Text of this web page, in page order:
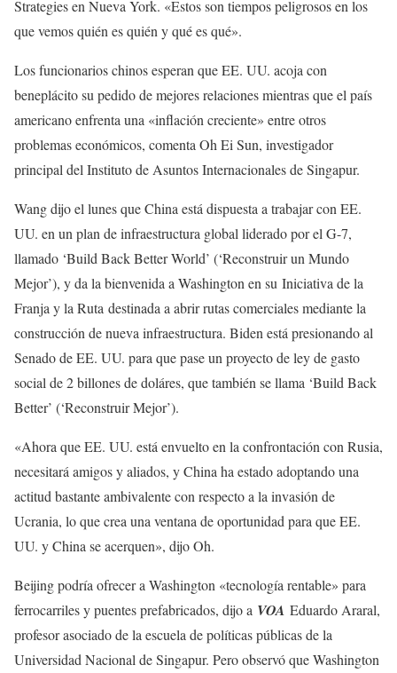
Strategies en Nueva York. «Estos son tiempos peligrosos en los
que vemos quién es quién y qué es qué».
Los funcionarios chinos esperan que EE. UU. acoja con
beneplácito su pedido de mejores relaciones mientras que el país
americano enfrenta una «inflación creciente» entre otros
problemas económicos, comenta Oh Ei Sun, investigador
principal del Instituto de Asuntos Internacionales de Singapur.
Wang dijo el lunes que China está dispuesta a trabajar con EE.
UU. en un plan de infraestructura global liderado por el G-7,
llamado ‘Build Back Better World’ (‘Reconstruir un Mundo
Mejor’), y da la bienvenida a Washington en su Iniciativa de la
Franja y la Ruta destinada a abrir rutas comerciales mediante la
construcción de nueva infraestructura. Biden está presionando al
Senado de EE. UU. para que pase un proyecto de ley de gasto
social de 2 billones de doláres, que también se llama ‘Build Back
Better’ (‘Reconstruir Mejor’).
«Ahora que EE. UU. está envuelto en la confrontación con Rusia,
necesitará amigos y aliados, y China ha estado adoptando una
actitud bastante ambivalente con respecto a la invasión de
Ucrania, lo que crea una ventana de oportunidad para que EE.
UU. y China se acerquen», dijo Oh.
Beijing podría ofrecer a Washington «tecnología rentable» para
ferrocarriles y puentes prefabricados, dijo a VOA Eduardo Araral,
profesor asociado de la escuela de políticas públicas de la
Universidad Nacional de Singapur. Pero observó que Washington